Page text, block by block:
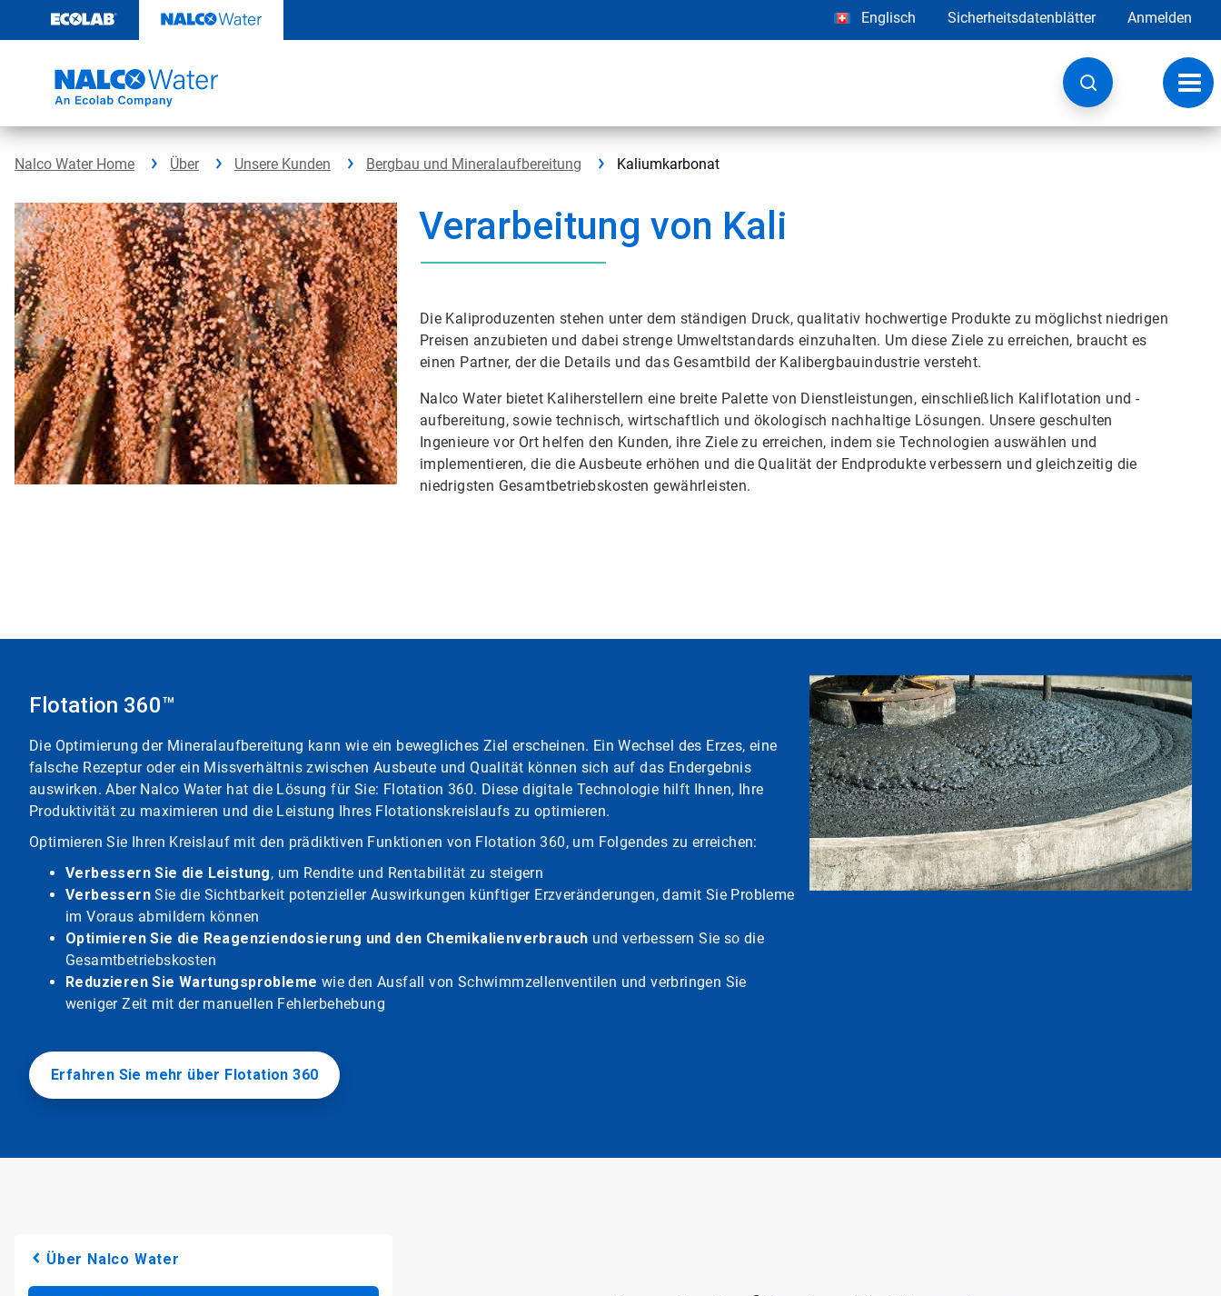
Inhalt
Englisch Sicherheitsdatenblätter Anmelden
Nalco Water Home Über Unsere Kunden Bergbau und Mineralaufbereitung Kaliumkarbonat
Verarbeitung von Kali
Die Kaliproduzenten stehen unter dem ständigen Druck, qualitativ hochwertige Produkte zu möglichst niedrigen
Preisen anzubieten und dabei strenge Umweltstandards einzuhalten. Um diese Ziele zu erreichen, braucht es
einen Partner, der die Details und das Gesamtbild der Kalibergbauindustrie versteht.
Nalco Water bietet Kaliherstellern eine breite Palette von Dienstleistungen, einschließlich Kaliflotation und -
aufbereitung, sowie technisch, wirtschaftlich und ökologisch nachhaltige Lösungen.​​​​​​​ Unsere geschulten
Ingenieure vor Ort helfen den Kunden, ihre Ziele zu erreichen, indem sie Technologien auswählen und
implementieren, die die Ausbeute erhöhen und die Qualität der Endprodukte verbessern und gleichzeitig die
niedrigsten Gesamtbetriebskosten gewährleisten.
Flotation 360™
Die Optimierung der Mineralaufbereitung kann wie ein bewegliches Ziel erscheinen. Ein Wechsel des Erzes, eine
falsche Rezeptur oder ein Missverhältnis zwischen Ausbeute und Qualität können sich auf das Endergebnis
auswirken. Aber Nalco Water hat die Lösung für Sie: Flotation 360. Diese digitale Technologie hilft Ihnen, Ihre
Produktivität zu maximieren und die Leistung Ihres Flotationskreislaufs zu optimieren.
Optimieren Sie Ihren Kreislauf mit den prädiktiven Funktionen von Flotation 360, um Folgendes zu erreichen:
Verbessern Sie die Leistung, um Rendite und Rentabilität zu steigern
Verbessern Sie die Sichtbarkeit potenzieller Auswirkungen künftiger Erzveränderungen, damit Sie Probleme
im Voraus abmildern können
Optimieren Sie die Reagenziendosierung und den Chemikalienverbrauch und verbessern Sie so die
Gesamtbetriebskosten
Reduzieren Sie Wartungsprobleme wie den Ausfall von Schwimmzellenventilen und verbringen Sie
weniger Zeit mit der manuellen Fehlerbehebung
Erfahren Sie mehr über Flotation 360
Über Nalco Water